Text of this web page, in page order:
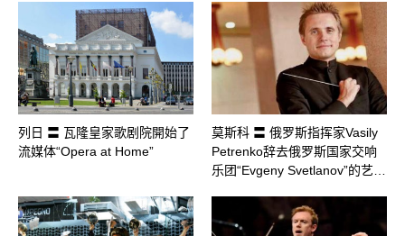
列日 〓 瓦隆皇家歌剧院開始了
流媒体“Opera at Home”
莫斯科 〓 俄罗斯指挥家Vasily
Petrenko辞去俄罗斯国家交响
乐团“Evgeny Svetlanov”的艺…